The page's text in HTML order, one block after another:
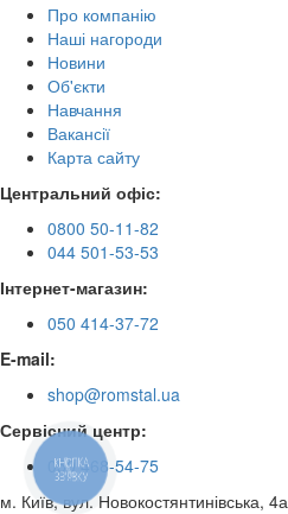
Про компанію
Наші нагороди
Новини
Об'єкти
Навчання
Вакансії
Карта сайту
Центральний офіс:
0800 50-11-82
044 501-53-53
Інтернет-магазин:
050 414-37-72
E-mail:
shop@romstal.ua
Сервісний центр:
050 468-54-75
м. Київ, вул. Новокостянтинівська, 4а
КНОПКА
ЗВ'ЯЗКУ